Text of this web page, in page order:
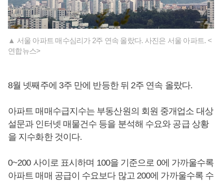
▲ 서울 아파트 매수심리가 2주 연속 올랐다. 사진은 서울 아파트. <
연합뉴스>
8월 넷째주에 3주 만에 반등한 뒤 2주 연속 올랐다.
아파트 매매수급지수는 부동산원의 회원 중개업소 대상
설문과 인터넷 매물건수 등을 분석해 수요와 공급 상황
을 지수화한 것이다.
0~200 사이로 표시하며 100을 기준으로 0에 가까울수록
아파트 매매 공급이 수요보다 많고 200에 가까울수록 수